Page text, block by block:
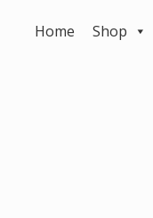
Home Shop